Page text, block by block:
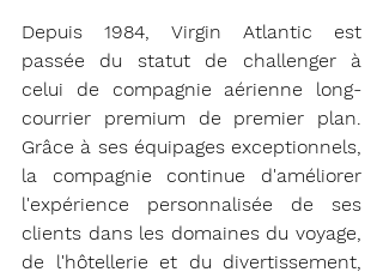
Depuis 1984, Virgin Atlantic est
passée du statut de challenger à
celui de compagnie aérienne long-
courrier premium de premier plan.
Grâce à ses équipages exceptionnels,
la compagnie continue d'améliorer
l'expérience personnalisée de ses
clients dans les domaines du voyage,
de l'hôtellerie et du divertissement,